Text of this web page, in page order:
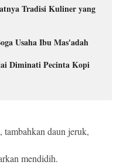
Tradisi Kuliner yang
Usaha Ibu Mas'adah
Diminati Pecinta Kopi
tambahkan daun jeruk,
mendidih.